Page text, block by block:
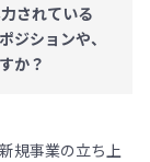
されている
ジションや、
か？
規事業の立ち上